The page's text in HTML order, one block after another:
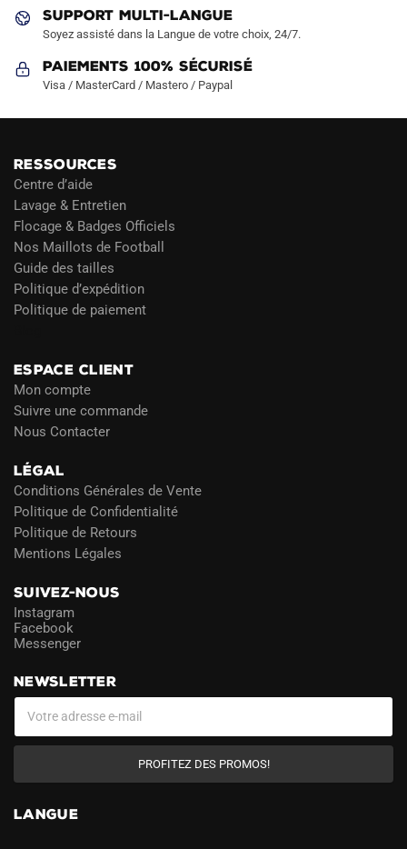
produit
SUPPORT MULTI-LANGUE
Soyez assisté dans la Langue de votre choix, 24/7.
Paiements 100% Sécurisé
Visa / MasterCard / Mastero / Paypal
RESSOURCES
Centre d’aide
Lavage & Entretien
Flocage & Badges Officiels
Nos Maillots de Football
Guide des tailles
Politique d’expédition
Politique de paiement
ESPACE CLIENT
Mon compte
Suivre une commande
Nous Contacter
LÉGAL
Conditions Générales de Vente
Politique de Confidentialité
Politique de Retours
Mentions Légales
SUIVEZ-NOUS
Instagram
Facebook
Messenger
NEWSLETTER
PROFITEZ DES PROMOS!
LANGUE